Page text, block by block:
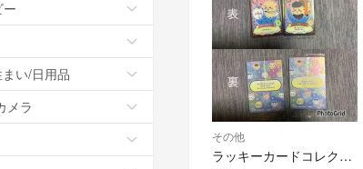
その他
ラッキーカードコレクション2
い/日用品
メラ